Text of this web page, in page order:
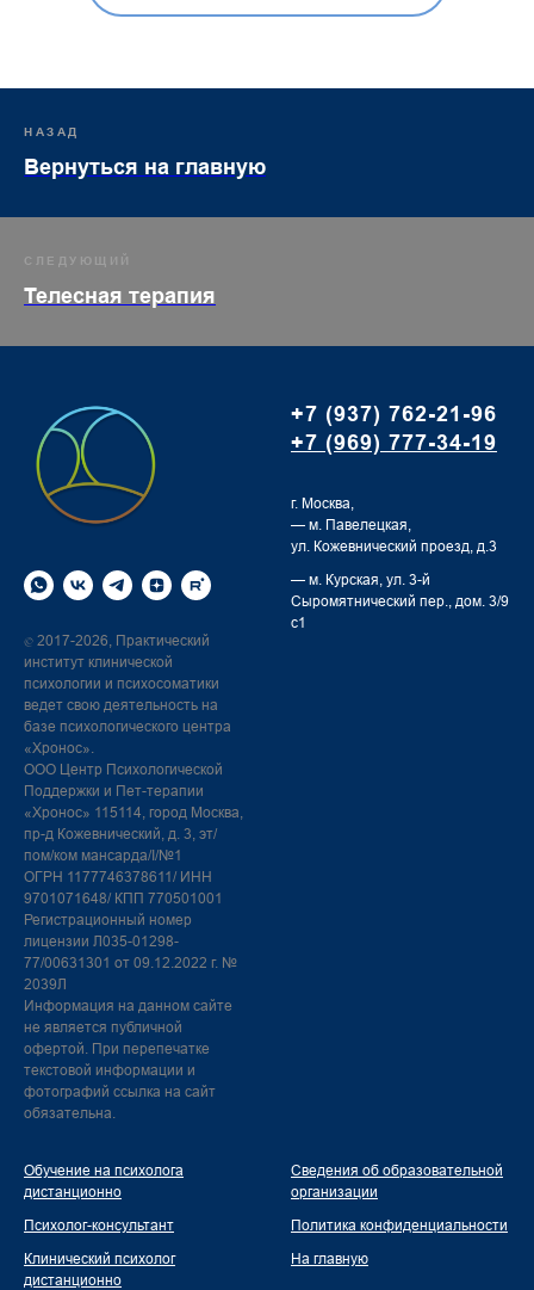
НАЗАД
Вернуться на главную
СЛЕДУЮЩИЙ
Телесная терапия
© 2017-2026, Практический
институт клинической
психологии и психосоматики
ведет свою деятельность на
базе психологического центра
«Хронос».
ООО Центр Психологической
Поддержки и Пет-терапии
«Хронос» 115114, город Москва,
пр-д Кожевнический, д. 3, эт/
пом/ком мансарда/I/№1
ОГРН 1177746378611/ ИНН
9701071648/ КПП 770501001
Регистрационный номер
лицензии Л035-01298-
77/00631301 от 09.12.2022 г. №
2039Л
Информация на данном сайте
не является публичной
офертой. При перепечатке
текстовой информации и
фотографий ссылка на сайт
обязательна.
+7 (937) 762-21-96
+7 (969) 777-34-19
г. Москва,
— м. Павелецкая,
ул. Кожевнический проезд, д.3
— м. Курская, ул. 3-й
Сыромятнический пер., дом. 3/9
с1
Обучение на психолога
дистанционно
Психолог-консультант
Клинический психолог
дистанционно
Сведения об образовательной
организации
Политика конфиденциальности
На главную